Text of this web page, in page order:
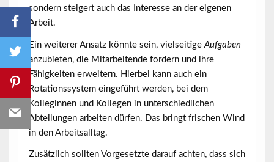
sondern steigert auch das Interesse an der eigenen
Arbeit.
Ein weiterer Ansatz könnte sein, vielseitige Aufgaben
anzubieten, die Mitarbeitende fordern und ihre
Fähigkeiten erweitern. Hierbei kann auch ein
Rotationssystem eingeführt werden, bei dem
Kolleginnen und Kollegen in unterschiedlichen
Abteilungen arbeiten dürfen. Das bringt frischen Wind
in den Arbeitsalltag.
Zusätzlich sollten Vorgesetzte darauf achten, dass sich